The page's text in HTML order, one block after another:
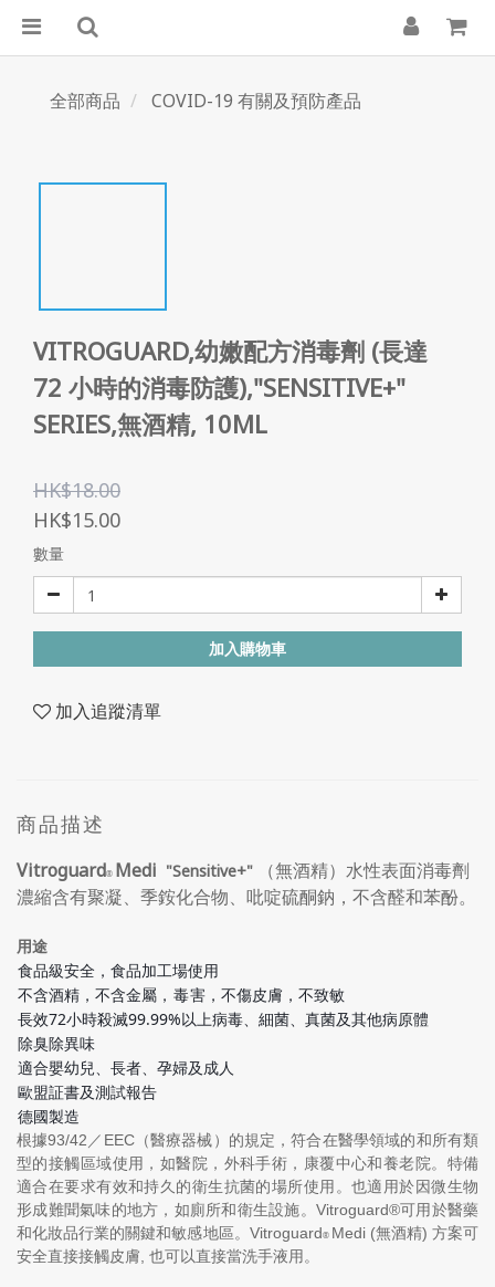
全部商品 COVID-19 有關及預防產品
VITROGUARD,幼嫩配方消毒劑 (長達
72 小時的消毒防護),"SENSITIVE+"
SERIES,無酒精, 10ML
HK$18.00
HK$15.00
數量
加入購物車
加入追蹤清單
商品描述
Vitroguard® Medi "Sensitive+"
（無酒精）水性表面消毒劑
濃縮含有聚凝、季銨化合物、吡啶硫酮鈉，不含醛和苯酚。
用途
食品級安全，食品加工場使用
不含酒精，不含金屬， 毒害，不傷皮膚，不致敏
長效72小時殺滅99.99%以上病毒、細菌、真菌及其他病原體
除臭除異味
適合嬰幼兒、長者、孕婦及成人
歐盟証書及測試報告
德國製造
根據93/42／EEC（醫療器械）的規定，符合在醫學領域的和所有類
型的接觸區域使用，如醫院，外科手術，康覆中心和養老院。特備
適合在要求有效和持久的衛生抗菌的場所使用。也適用於因微生物
形成難聞氣味的地方，如廁所和衛生設施。Vitroguard®可用於醫藥
和化妝品行業的關鍵和敏感地區。Vitroguard® Medi (無酒精) 方案可
安全直接接觸皮膚, 也可以直接當洗手液用。